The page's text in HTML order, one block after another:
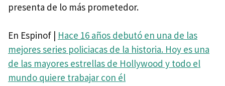
presenta de lo más prometedor.
En Espinof | Hace 16 años debutó en una de las
mejores series policiacas de la historia. Hoy es una
de las mayores estrellas de Hollywood y todo el
mundo quiere trabajar con él